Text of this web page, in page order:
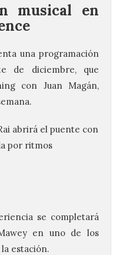
musical en
una programación
de diciembre, que
con Juan Magán,
abrirá el puente con
por ritmos
se completará
en uno de los
estación.